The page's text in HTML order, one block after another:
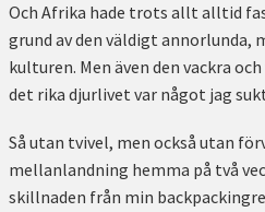
Och Afrika hade trots allt alltid
grund av den väldigt annorlunda,
kulturen. Men även den vackra
det rika djurlivet var något jag
Så utan tvivel, men också utan
mellanlandning hemma på två
skillnaden från min